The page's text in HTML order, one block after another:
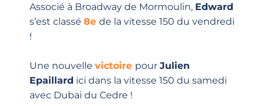
Associé à Broadway de Mormoulin, Edward
s’est classé 8e de la vitesse 150 du vendredi
!
Une nouvelle victoire pour Julien
Epaillard ici dans la vitesse 150 du samedi
avec Dubai du Cedre !